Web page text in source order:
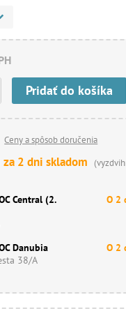
Pridať do košíka
Ceny a spôsob doručenia
2 dni skladom
Central (2.
O 2
Danubia
38/A
O 2